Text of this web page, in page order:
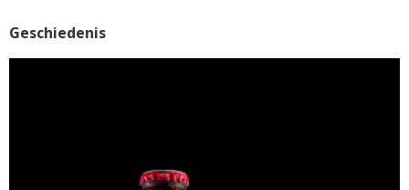
Geschiedenis